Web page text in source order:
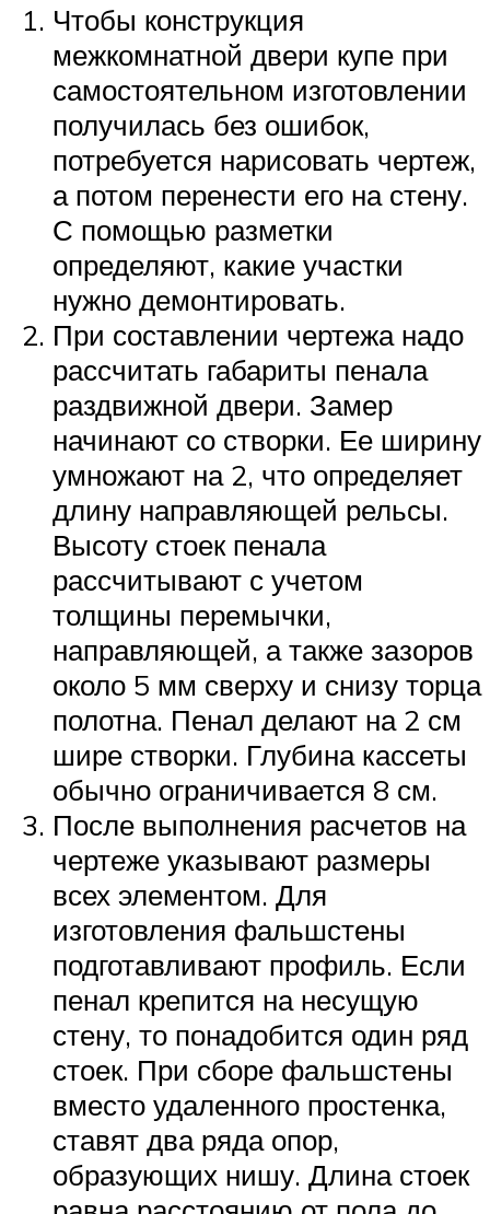
Чтобы конструкция
межкомнатной двери купе при
самостоятельном изготовлении
получилась без ошибок,
потребуется нарисовать чертеж,
а потом перенести его на стену.
С помощью разметки
определяют, какие участки
нужно демонтировать.
При составлении чертежа надо
рассчитать габариты пенала
раздвижной двери. Замер
начинают со створки. Ее ширину
умножают на 2, что определяет
длину направляющей рельсы.
Высоту стоек пенала
рассчитывают с учетом
толщины перемычки,
направляющей, а также зазоров
около 5 мм сверху и снизу торца
полотна. Пенал делают на 2 см
шире створки. Глубина кассеты
обычно ограничивается 8 см.
После выполнения расчетов на
чертеже указывают размеры
всех элементом. Для
изготовления фальшстены
подготавливают профиль. Если
пенал крепится на несущую
стену, то понадобится один ряд
стоек. При сборе фальшстены
вместо удаленного простенка,
ставят два ряда опор,
образующих нишу. Длина стоек